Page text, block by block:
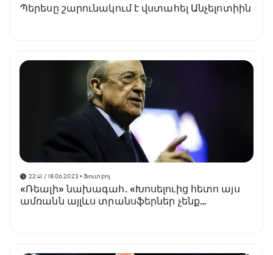
Պերեսը շարունակում է վստահել Անչելոտիին
22:41 / 18.06.2023 • Ֆուտբոլ
«Ռեալի» նախագահ. «Խոսելուից հետո այս
ամռանն այլևս տրանսֆերներ չենք